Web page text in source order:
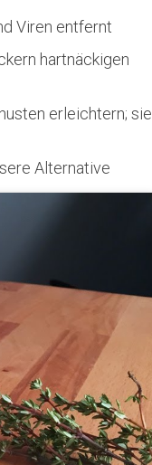
Viren entfernt
hartnäckigen
erleichtern; sie
Alternative